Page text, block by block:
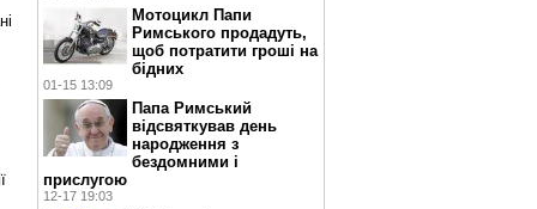
Мотоцикл Папи
Римського продадуть,
щоб потратити гроші на
бідних
01-15 13:09
Папа Римський
відсвяткував день
народження з
бездомними і
прислугою
12-17 19:03